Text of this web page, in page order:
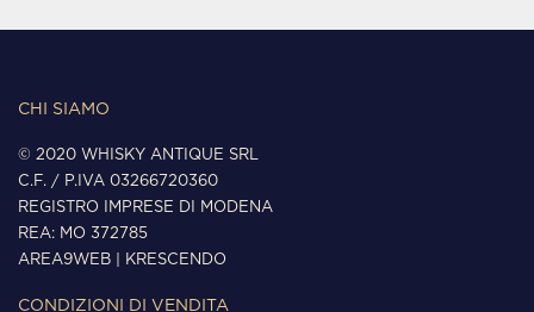
CHI SIAMO
© 2020 WHISKY ANTIQUE SRL
C.F. / P.IVA 03266720360
REGISTRO IMPRESE DI MODENA
REA: MO 372785
AREA9WEB
KRESCENDO
CONDIZIONI DI VENDITA